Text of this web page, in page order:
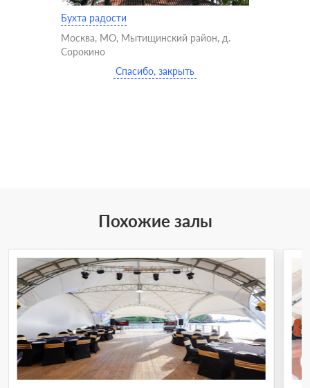
Бухта радости
Москва, МО, Мытищинский район, д.
Сорокино
Спасибо, закрыть
Похожие залы